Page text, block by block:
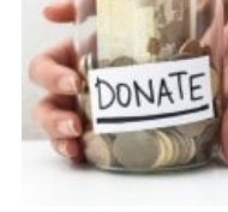
c
h
f
o
r
: